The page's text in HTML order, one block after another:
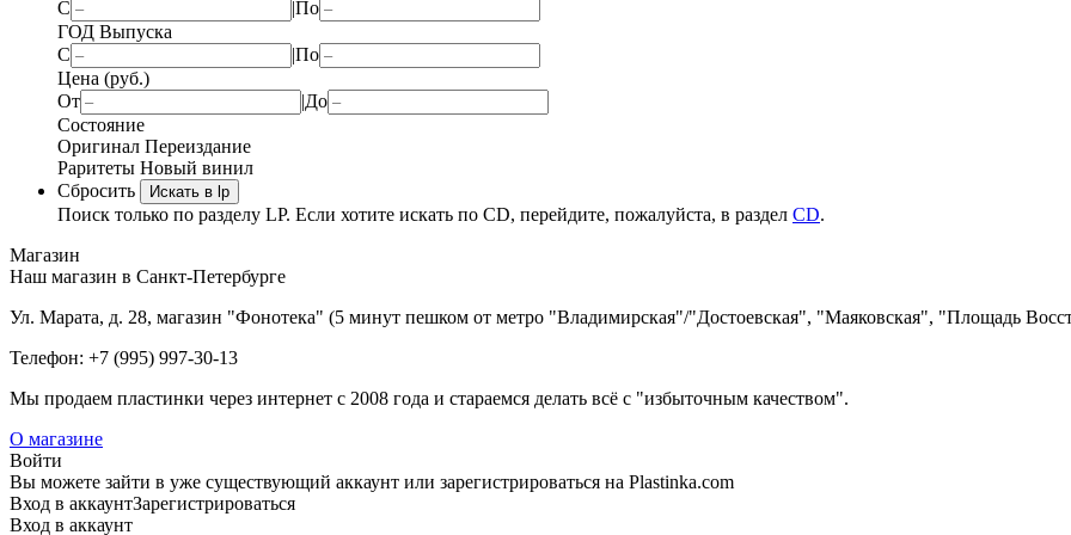
С
|По
ГОД Выпуска
С
|По
Цена (руб.)
От
|До
Состояние
Оригинал Переиздание
Раритеты Новый винил
Сбросить
Искать в lp
Поиск только по разделу LP. Если хотите искать по CD, перейдите, пожалуйста, в раздел CD.
Магазин
Наш магазин в Санкт-Петербурге
Ул. Марата, д. 28, магазин "Фонотека" (5 минут пешком от метро "Владимирская"/"Достоевская", "Маяковская", "Площадь
Телефон: +7 (995) 997-30-13
Мы продаем пластинки через интернет c 2008 года и стараемся делать всё с "избыточным качеством".
О магазине
Войти
Вы можете зайти в уже существующий аккаунт или зарегистрироваться на Plastinka.com
Вход в аккаунтЗарегистрироваться
Вход в аккаунт